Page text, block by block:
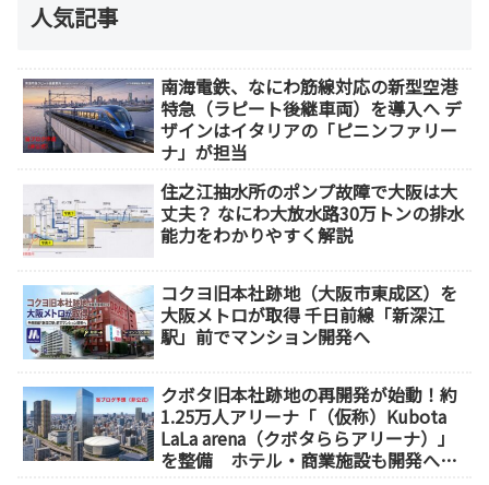
人気記事
南海電鉄、なにわ筋線対応の新型空港
特急（ラピート後継車両）を導入へ デ
ザインはイタリアの「ピニンファリー
ナ」が担当
住之江抽水所のポンプ故障で大阪は大
丈夫？ なにわ大放水路30万トンの排水
能力をわかりやすく解説
コクヨ旧本社跡地（大阪市東成区）を
大阪メトロが取得 千日前線「新深江
駅」前でマンション開発へ
クボタ旧本社跡地の再開発が始動！約
1.25万人アリーナ「（仮称）Kubota
LaLa arena（クボタららアリーナ）」
を整備 ホテル・商業施設も開発へ